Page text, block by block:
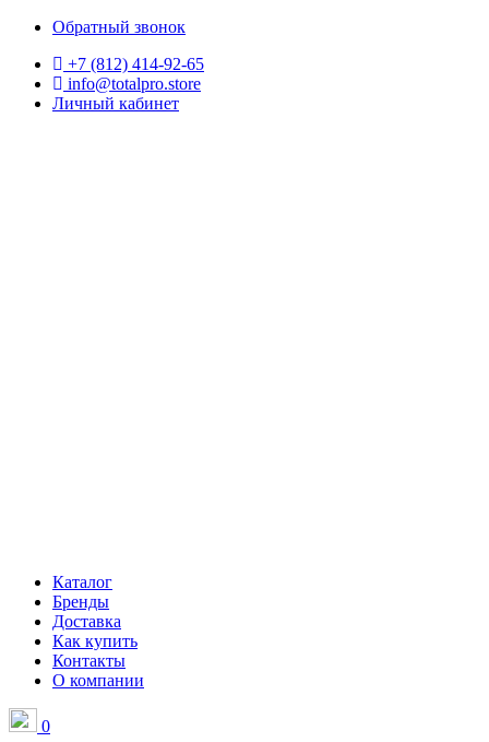
Обратный звонок
+7 (812) 414-92-65
info@totalpro.store
Личный кабинет
Каталог
Бренды
Доставка
Как купить
Контакты
О компании
0